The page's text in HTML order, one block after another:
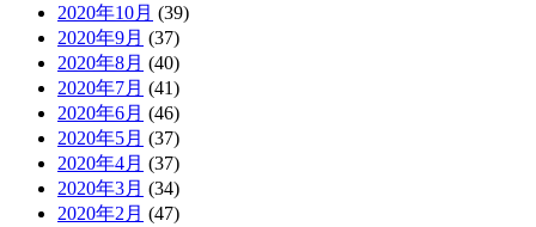
2020年10月 (39)
2020年9月 (37)
2020年8月 (40)
2020年7月 (41)
2020年6月 (46)
2020年5月 (37)
2020年4月 (37)
2020年3月 (34)
2020年2月 (47)